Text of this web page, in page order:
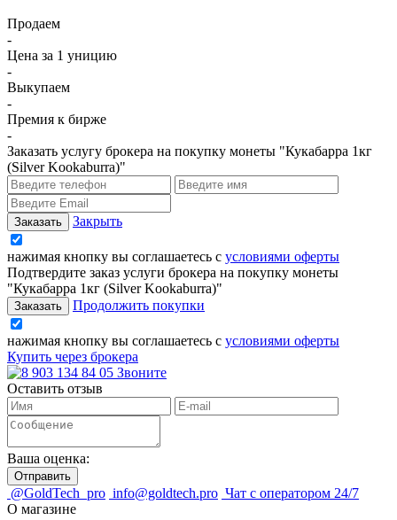
Продаем
-
Цена за 1 уницию
-
Выкупаем
-
Премия к бирже
-
Заказать услугу брокера на покупку монеты "Кукабарра 1кг
(Silver Kookaburra)"
Закрыть
нажимая кнопку вы соглашаетесь с условиями оферты
Подтвердите заказ услуги брокера на покупку монеты
"Кукабарра 1кг (Silver Kookaburra)"
Продолжить покупки
нажимая кнопку вы соглашаетесь с условиями оферты
Купить через брокера
Звоните
Оставить отзыв
Ваша оценка:
@GoldTech_pro info@goldtech.pro Чат с оператором 24/7
О магазине